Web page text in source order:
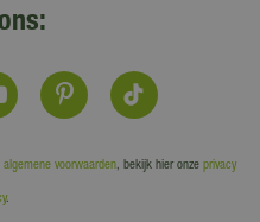
algemene voorwaarden, bekijk hier onze privacy
.